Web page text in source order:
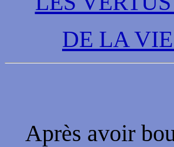
DE LA
Après avoir